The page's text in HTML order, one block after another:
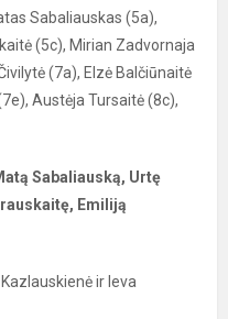
Sabaliauskas (5a),
(5c), Mirian Zadvornaja
(7a), Elzė Balčiūnaitė
Austėja Tursaitė (8c),
Sabaliauską, Urtę
Emiliją
ir Ieva